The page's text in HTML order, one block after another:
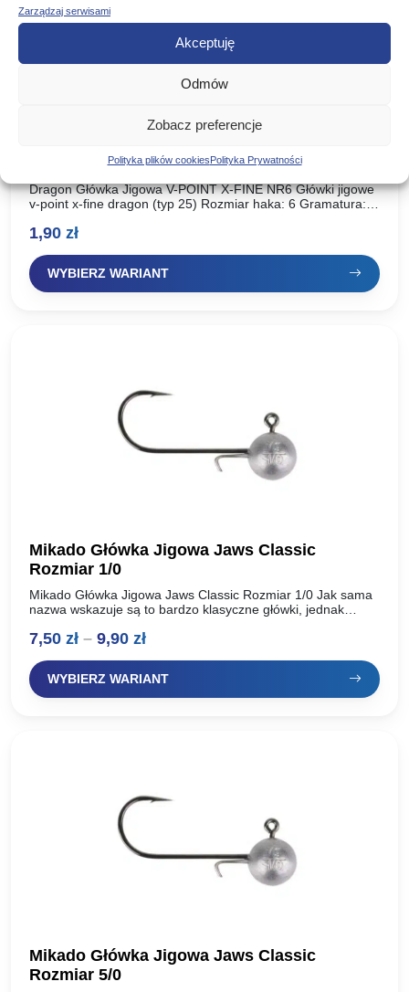
Zarządzaj serwisami
Akceptuję
Odmów
Zobacz preferencje
Polityka plików cookiesPolityka Prywatności
Dragon Główka Jigowa V-POINT X-FINE NR6 Główki jigowe
v-point x-fine dragon (typ 25) Rozmiar haka: 6 Gramatura:
ale…
1,90 zł
WYBIERZ WARIANT
Mikado Główka Jigowa Jaws Classic
Rozmiar 1/0
Mikado Główka Jigowa Jaws Classic Rozmiar 1/0 Jak sama
nazwa wskazuje są to bardzo klasyczne główki, jednak
stanowiące…
7,50 zł – 9,90 złZakres
cen:
od
WYBIERZ WARIANT
Mikado Główka Jigowa Jaws Classic
Rozmiar 5/0